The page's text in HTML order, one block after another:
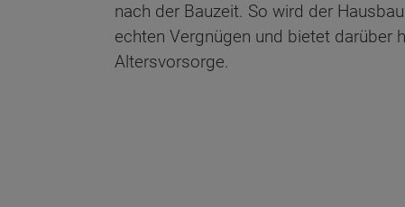
nach der Bauzeit. So wird der
echten Vergnügen und bietet darüber
Altersvorsorge.